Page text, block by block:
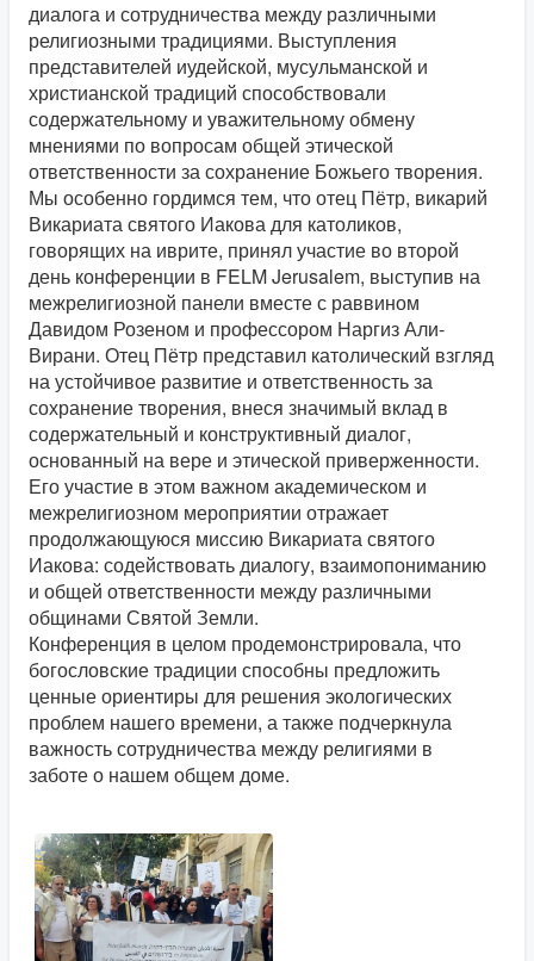
диалога и сотрудничества между различными
религиозными традициями. Выступления
представителей иудейской, мусульманской и
христианской традиций способствовали
содержательному и уважительному обмену
мнениями по вопросам общей этической
ответственности за сохранение Божьего творения.
Мы особенно гордимся тем, что отец Пётр, викарий
Викариата святого Иакова для католиков,
говорящих на иврите, принял участие во второй
день конференции в FELM Jerusalem, выступив на
межрелигиозной панели вместе с раввином
Давидом Розеном и профессором Наргиз Али-
Вирани. Отец Пётр представил католический взгляд
на устойчивое развитие и ответственность за
сохранение творения, внеся значимый вклад в
содержательный и конструктивный диалог,
основанный на вере и этической приверженности.
Его участие в этом важном академическом и
межрелигиозном мероприятии отражает
продолжающуюся миссию Викариата святого
Иакова: содействовать диалогу, взаимопониманию
и общей ответственности между различными
общинами Святой Земли.
Конференция в целом продемонстрировала, что
богословские традиции способны предложить
ценные ориентиры для решения экологических
проблем нашего времени, а также подчеркнула
важность сотрудничества между религиями в
заботе о нашем общем доме.